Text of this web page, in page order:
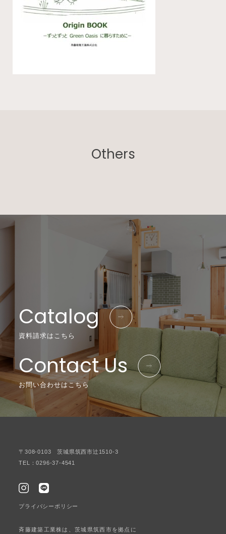
Others
Catalog
資料請求はこちら
Contact Us
お問い合わせはこちら
〒308-0103 茨城県筑西市辻1510-3
TEL：0296-37-4541
プライバシーポリシー
斉藤建築工業株は、茨城県筑西市を拠点に